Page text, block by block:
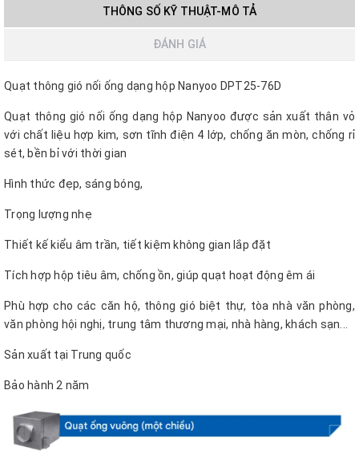
THÔNG SỐ KỸ THUẬT-MÔ TẢ
ĐÁNH GIÁ
Quạt thông gió nối ống dạng hộp Nanyoo DPT25-76D
Quạt thông gió nối ống dạng hộp Nanyoo được sản xuất thân vỏ
với chất liệu hợp kim, sơn tĩnh điện 4 lớp, chống ăn mòn, chống rỉ
sét, bền bỉ với thời gian
Hình thức đẹp, sáng bóng,
Trọng lượng nhẹ
Thiết kế kiểu âm trần, tiết kiệm không gian lắp đặt
Tích hợp hộp tiêu âm, chống ồn, giúp quạt hoạt động êm ái
Phù hợp cho các căn hộ, thông gió biệt thự, tòa nhà văn phòng,
văn phòng hội nghị, trung tâm thương mại, nhà hàng, khách sạn...
Sản xuất tại Trung quốc
Bảo hành 2 năm